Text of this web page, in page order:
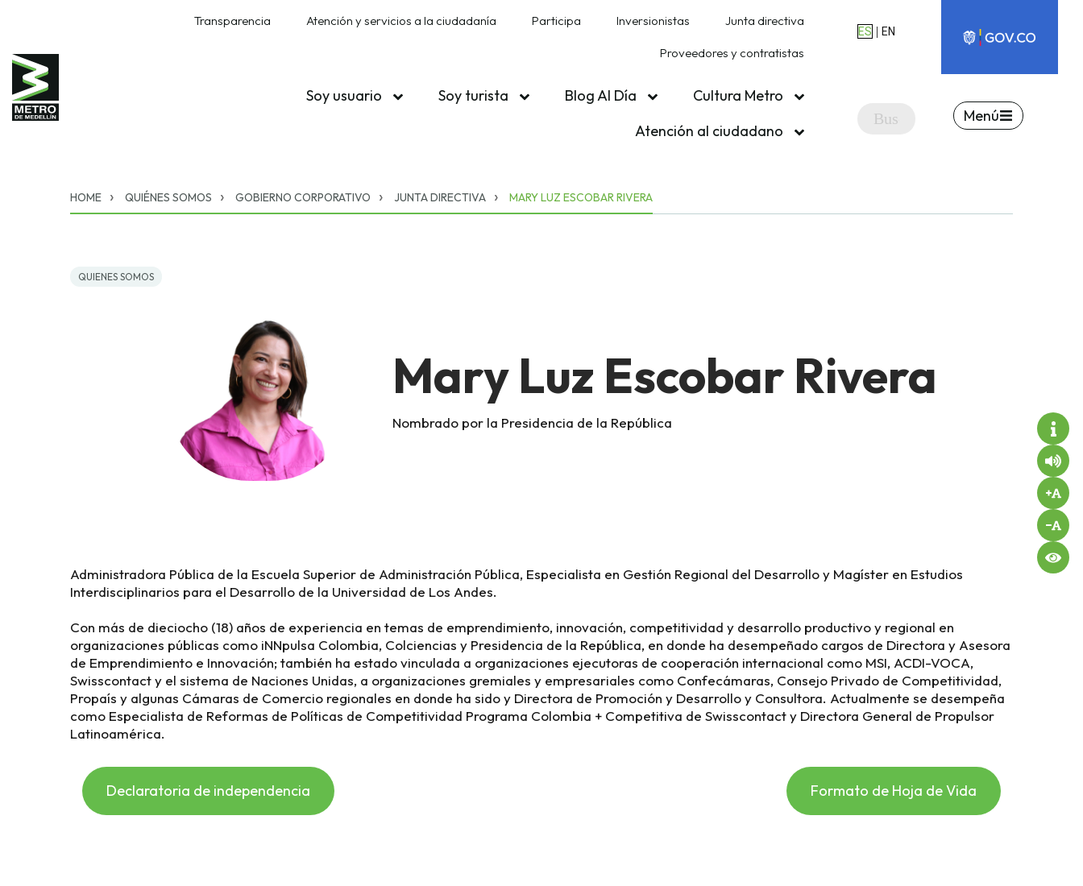
Transparencia Atención y servicios a la ciudadanía Participa Inversionistas Junta directiva
Proveedores y contratistas
ES | EN
Soy usuario Soy turista Blog Al Día
Cultura Metro
Atención al ciudadano
Menú
HOME QUIÉNES SOMOS GOBIERNO CORPORATIVO JUNTA DIRECTIVA MARY LUZ ESCOBAR RIVERA
QUIENES SOMOS
Mary Luz Escobar Rivera
Nombrado por la Presidencia de la República
Administradora Pública de la Escuela Superior de Administración Pública, Especialista en Gestión Regional del Desarrollo y Magíster en Estudios
Interdisciplinarios para el Desarrollo de la Universidad de Los Andes.
Con más de dieciocho (18) años de experiencia en temas de emprendimiento, innovación, competitividad y desarrollo productivo y regional en
organizaciones públicas como iNNpulsa Colombia, Colciencias y Presidencia de la República, en donde ha desempeñado cargos de Directora y Asesora
de Emprendimiento e Innovación; también ha estado vinculada a organizaciones ejecutoras de cooperación internacional como MSI, ACDI-VOCA,
Swisscontact y el sistema de Naciones Unidas, a organizaciones gremiales y empresariales como Confecámaras, Consejo Privado de Competitividad,
Propaís y algunas Cámaras de Comercio regionales en donde ha sido y Directora de Promoción y Desarrollo y Consultora. Actualmente se desempeña
como Especialista de Reformas de Políticas de Competitividad Programa Colombia + Competitiva de Swisscontact y Directora General de Propulsor
Latinoamérica.
Declaratoria de independencia Formato de Hoja de Vida